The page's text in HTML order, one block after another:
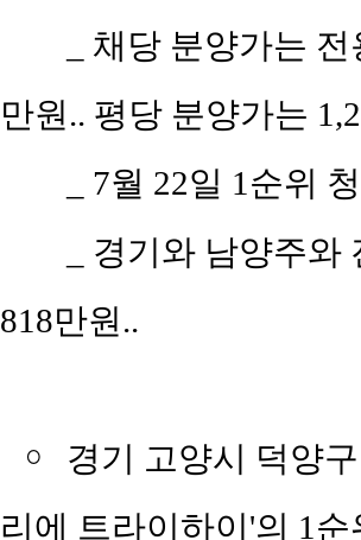
_ 채당 분양가는
만원.. 평당 분양가는
_ 7월 22일 1순위
_ 경기와 남양주
818만원..
￮
경기 고양시 덕양
리에 트라이하이'의 1